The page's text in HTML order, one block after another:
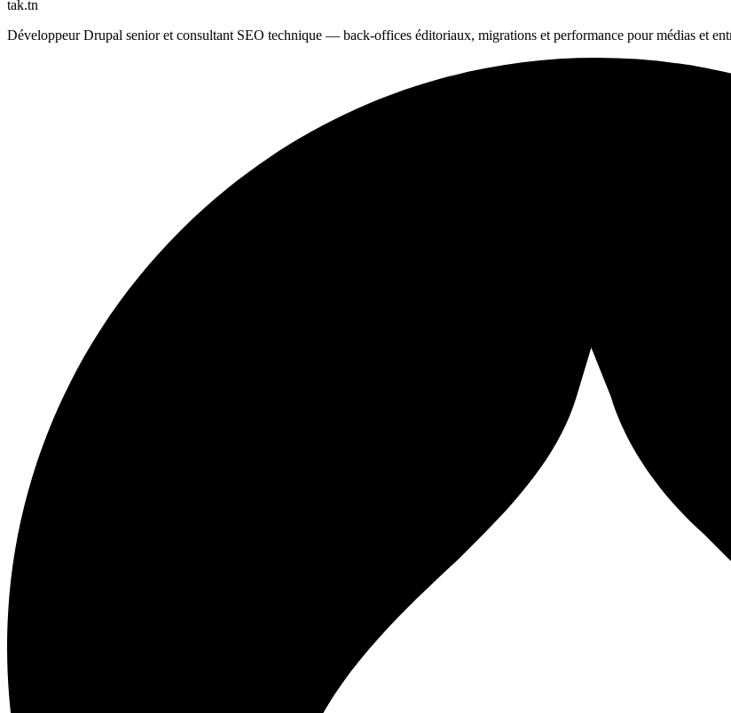
tak.tn
Développeur Drupal senior et consultant SEO technique — back-offices éditoriaux, migrations et performance pour médias et